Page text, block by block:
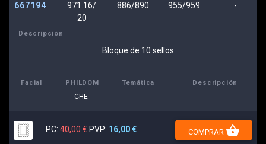
667194
971.16/
20
886/890 955/959 -
Descripción
Bloque de 10 sellos
Facial PHILDOM Temática Descripción
CHE
PC: 40,00 € PVP: 16,00 € COMPRAR shopping_basket